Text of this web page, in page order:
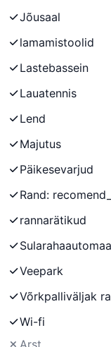
Jõusaal
lamamistoolid
Lastebassein
Lauatennis
Lend
Majutus
Päikesevarjud
Rand:
rannarätikud
Veepark
Võrkpalliväljak
Wi-fi